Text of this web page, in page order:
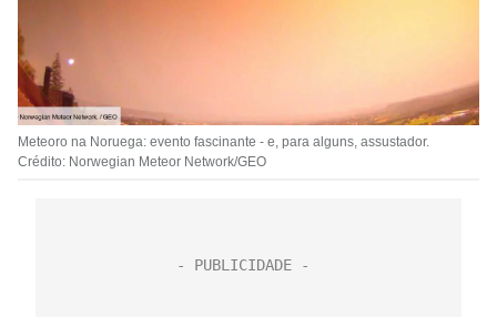
Meteoro na Noruega: evento fascinante - e, para alguns, assustador.
Crédito: Norwegian Meteor Network/GEO